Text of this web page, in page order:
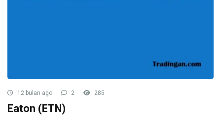
12 bulan ago 2 285
Eaton (ETN)